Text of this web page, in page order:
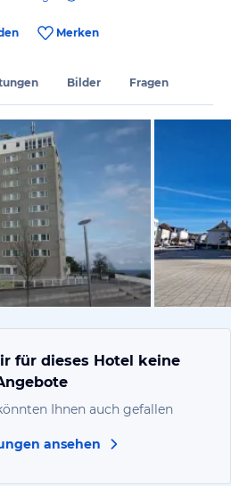
Merken
Bilder Fragen
von
für dieses Hotel keine
Ihnen auch gefallen
ansehen